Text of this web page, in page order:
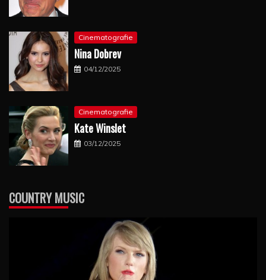
Cinematografie
Nina Dobrev
04/12/2025
Cinematografie
Kate Winslet
03/12/2025
COUNTRY MUSIC